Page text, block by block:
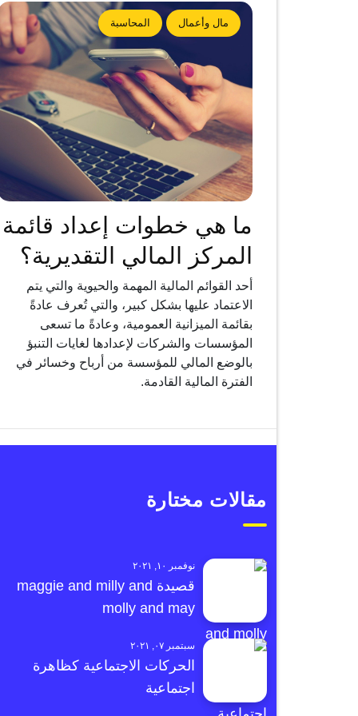
مال وأعمال المحاسبة
ما هي خطوات إعداد قائمة
المركز المالي التقديرية؟
أحد القوائم المالية المهمة والحيوية والتي يتم
الاعتماد عليها بشكل كبير، والتي تُعرف عادةً
بقائمة الميزانية العمومية، وعادةً ما تسعى
المؤسسات والشركات لإعدادها لغايات التنبؤ
بالوضع المالي للمؤسسة من أرباح وخسائر في
الفترة المالية القادمة.
مقالات مختارة
نوفمبر ١٠, ٢٠٢١
قصيدة maggie and milly and
molly and may
سبتمبر ٠٧, ٢٠٢١
الحركات الاجتماعية كظاهرة
اجتماعية